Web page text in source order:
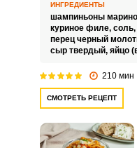
ИНГРЕДИЕНТЫ
шампиньоны
куриное филе, соль,
перец черный
сыр твердый, яйцо
210 мин
СМОТРЕТЬ РЕЦЕПТ